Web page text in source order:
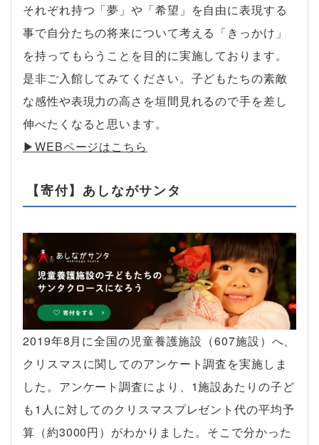
それぞれ持つ「夢」や「希望」を自由に表現する
事で自分たちの将来について考える「きっかけ」
を持ってもらうことを目的に実施しております。
是非ご入館してみてください。子どもたちの素敵
な感性や表現力の高さを垣間見れるので手を差し
伸べたくなると思います。
▶︎WEBページはこちら
【寄付】あしながサンタ
2019年8月に全国の児童養護施設（607施設）へ、
クリスマスに関してのアンケート調査を実施しま
した。アンケート調査により、1施設あたりの子ど
も1人に対してのクリスマスプレゼント代の平均予
算（約3000円）がわかりました。そこで分かった